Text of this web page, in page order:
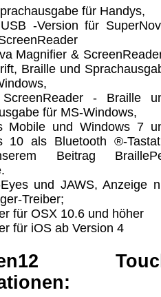
für Handys,
-Version für
Magnifier &
Braille und
ScreenReader - Braille
für MS-Windows,
Mobile und Windows 7
10 als Bluetooth ®-
Beitrag
und JAWS, Anzeige
Treiber;
für OSX 10.6 und höher
für iOS ab Version 4
Inhalten, aller
Homepage und
zu eigen.
auf unserer
stellt eine
(OS)
Sie unter
odr/ Unsere E-
.
AGB
Widerruf
um bestmögliche
provide the best possible